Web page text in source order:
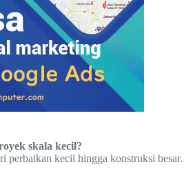
skala kecil?
perbaikan kecil hingga konstruksi besar.